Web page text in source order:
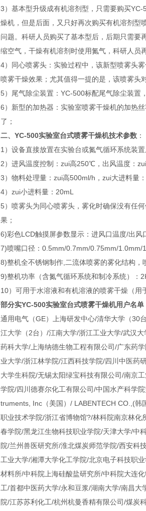
3）基本型升级成有机溶剂型，只需要购买
燥机，但是后面，又只好再次购买有机溶剂型
问题。科研人员购买了基本型后，后期只需
缩空气，干燥有机溶剂时使用氮气，科研人员
4）同心喷雾头：实验过程中，该新型喷雾头
喷雾干燥效果；尤其值得一提的是，该喷雾头
5）尾气除尘装置：YC-500标配尾气除尘装置
6）新型的加热器：实验室喷雾干燥机的加热
了；
二、YC-500实验室台式喷雾干燥机技术参数 ：
1）设备直接放置在实验台或氮气循环系统装
2）进风温度控制：zui高250℃，出风温度：
3）物料处理量：zui高500ml/h，zui大进料量
4）zui小进料量：20mL
5）喷雾头为同心喷雾头，雾化时确保没有任
果；
6)彩色LCD触摸屏参数显示：进风口温度/出
7)喷嘴口径：0.5mm/0.7mm/0.75mm/1.0mm/
8)整机全不锈钢制作,二流体喷雾的雾化结构，
9)整机功率（含氮气循环系统和制冷系统）：
10）可用于水溶液和有机溶液的喷雾干燥（用
部分实YC-500实验室台式喷雾干燥机用户名单
通用电气（GE）上海研发中心/清华大学（30
江大学（2台）/江南大学/浙江工业大学/武汉
药科大学/上海纳德生物工程有限公司/广东药
业大学/浙江林学院/江西科技学院/四川中医药
大学生科院/无锡太阳绿宝科技有限公司/南京
学院/四川德赛尔化工有限公司/中国水产科学
truments, Inc（美国）/ LABENTECH CO.,(
职业技术学院/浙江省博物馆?/林科院南京林
春学院/黑龙江生物科技职业学院/天津大学/中
院/兰州兽医研究所/淮北煤炭师范学院/西安科
工业大学/湘潭大学化工学院/北京电子科技职
材料所/中科院上海硅酸盐研究所/中科院大连
工/首都中医药大学/永和豆浆/湖南大学/南昌
院/江苏苏利化工/杭州杭曼香精有限公司/煤炭